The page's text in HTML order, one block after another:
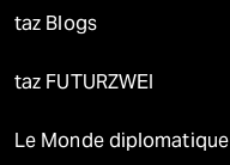
taz Blogs
taz FUTURZWEI
Le Monde diplomatique